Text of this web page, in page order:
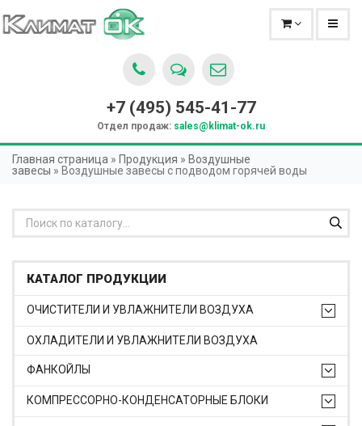
+7 (495) 545-41-77
Отдел продаж: sales@klimat-ok.ru
Главная страница » Продукция » Воздушные
завесы » Воздушные завесы с подводом горячей воды
КАТАЛОГ ПРОДУКЦИИ
ОЧИСТИТЕЛИ И УВЛАЖНИТЕЛИ ВОЗДУХА
ОХЛАДИТЕЛИ И УВЛАЖНИТЕЛИ ВОЗДУХА
ФАНКОЙЛЫ
КОМПРЕССОРНО-КОНДЕНСАТОРНЫЕ БЛОКИ